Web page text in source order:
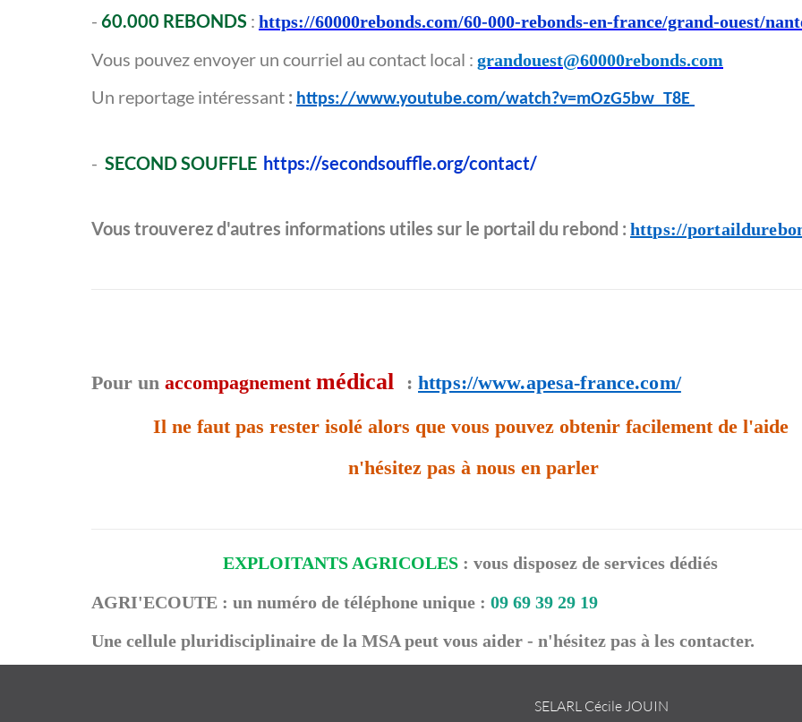
- 60.000 REBONDS : https://60000rebonds.com/60-000-rebonds-en-france/grand-ouest/
Vous pouvez envoyer un courriel au contact local : grandouest@60000rebonds.com
Un reportage intéressant : https://www.youtube.com/watch?v=mOzG5bw_T8E
- SECOND SOUFFLE https://secondsouffle.org/contact/
Vous trouverez d'autres informations utiles sur le portail du rebond : https://
Pour un accompagnement médical : https://www.apesa-france.com/
Il ne faut pas rester isolé alors que vous pouvez obtenir facilement de l'aide
n'hésitez pas à nous en parler
EXPLOITANTS AGRICOLES : vous disposez de services dédiés
AGRI'ECOUTE : un numéro de téléphone unique : 09 69 39 29 19
Une cellule pluridisciplinaire de la MSA peut vous aider - n'hésitez pas à les contacter.
SELARL Cécile JOUIN